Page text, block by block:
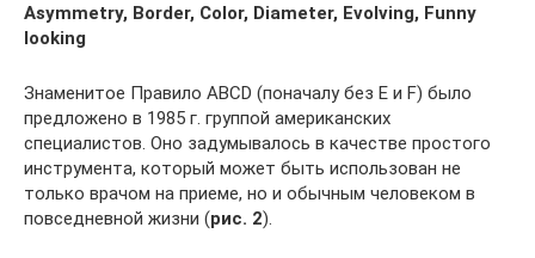
Asymmetry, Border, Color, Diameter, Evolving, Funny
looking
Знаменитое Правило ABCD (поначалу без Е и F) было
предложено в 1985 г. группой американских
специалистов. Оно задумывалось в качестве простого
инструмента, который может быть использован не
только врачом на приеме, но и обычным человеком в
повседневной жизни (рис. 2).